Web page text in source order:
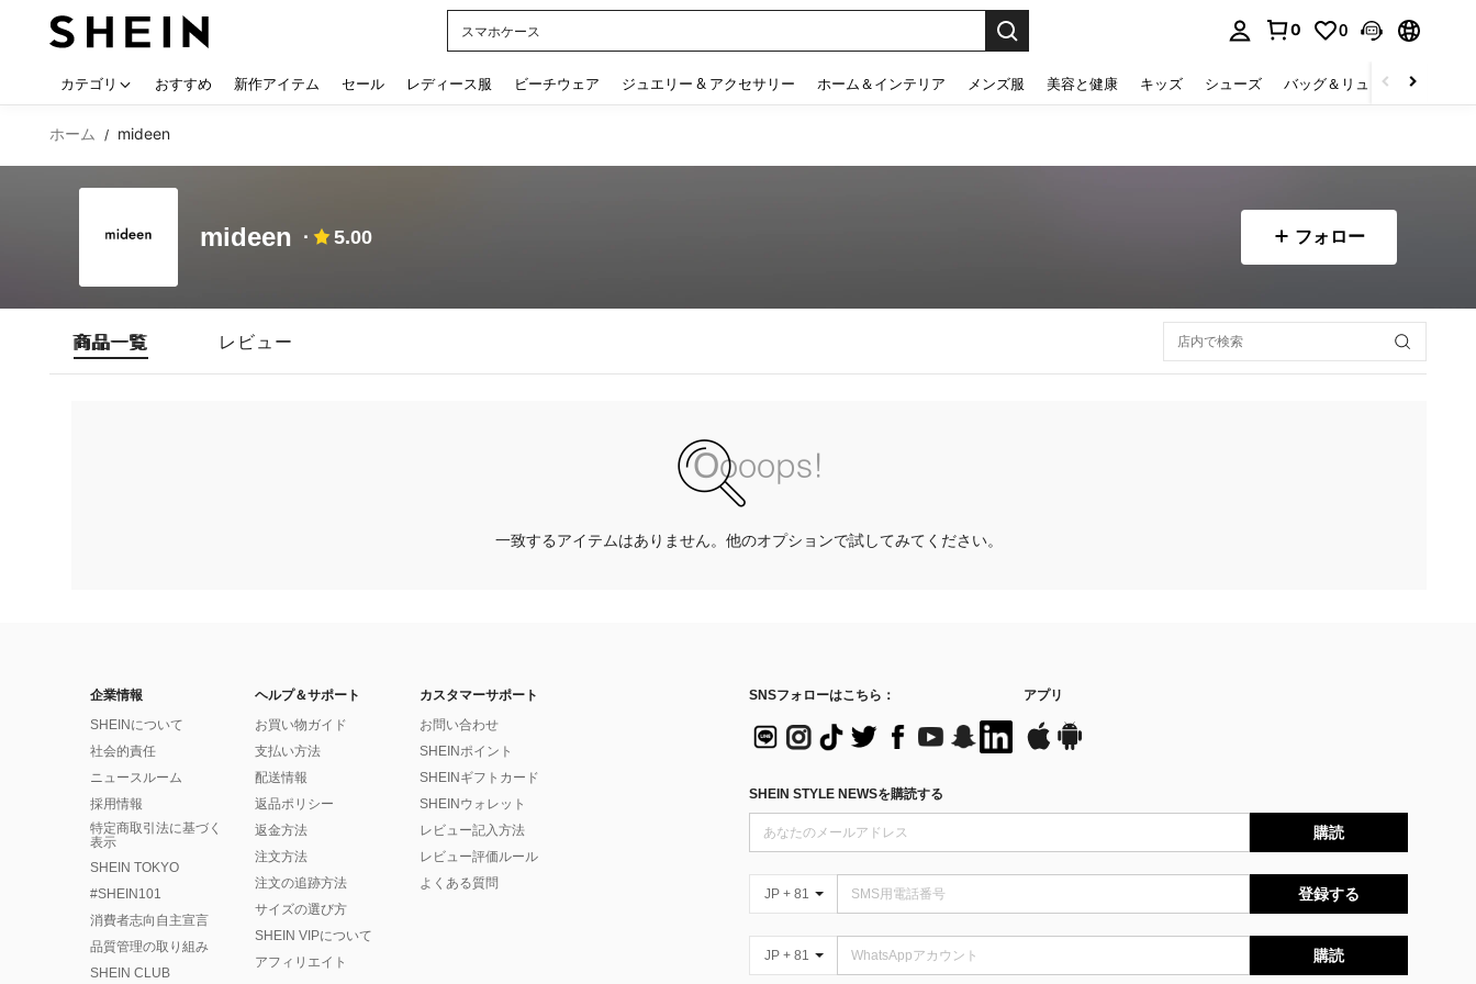
スマホケース
0 0
カテゴリ おすすめ 新作アイテム セール レディース服 ビーチウェア ジュエリー & アクセサリー ホーム＆インテリア メンズ服 美容と健康 キッズ シューズ バッグ＆リュック
ホーム / mideen
mideen 5.00 フォロー
商品一覧 レビュー
一致するアイテムはありません。他のオプションで試してみてください。
企業情報
SHEINについて
社会的責任
ニュースルーム
採用情報
特定商取引法に基づく
表示
SHEIN TOKYO
#SHEIN101
消費者志向自主宣言
品質管理の取り組み
SHEIN CLUB
ヘルプ＆サポート
お買い物ガイド
支払い方法
配送情報
返品ポリシー
返金方法
注文方法
注文の追跡方法
サイズの選び方
SHEIN VIPについて
アフィリエイト
カスタマーサポート
お問い合わせ
SHEINポイント
SHEINギフトカード
SHEINウォレット
レビュー記入方法
レビュー評価ルール
よくある質問
SNSフォローはこちら： アプリ
SHEIN STYLE NEWSを購読する
購読
JP + 81 登録する
JP + 81 購読